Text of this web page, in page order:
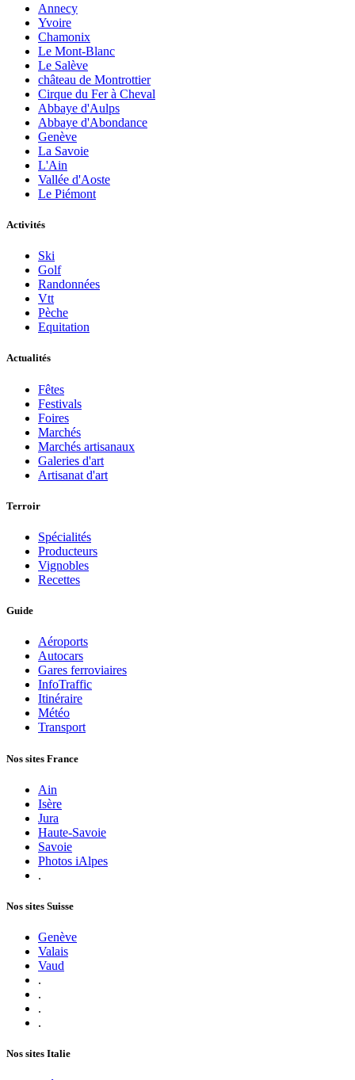
Annecy
Yvoire
Chamonix
Le Mont-Blanc
Le Salève
château de Montrottier
Cirque du Fer à Cheval
Abbaye d'Aulps
Abbaye d'Abondance
Genève
La Savoie
L'Ain
Vallée d'Aoste
Le Piémont
Activités
Ski
Golf
Randonnées
Vtt
Pèche
Equitation
Actualités
Fêtes
Festivals
Foires
Marchés
Marchés artisanaux
Galeries d'art
Artisanat d'art
Terroir
Spécialités
Producteurs
Vignobles
Recettes
Guide
Aéroports
Autocars
Gares ferroviaires
InfoTraffic
Itinéraire
Météo
Transport
Nos sites France
Ain
Isère
Jura
Haute-Savoie
Savoie
Photos iAlpes
.
Nos sites Suisse
Genève
Valais
Vaud
.
.
.
.
Nos sites Italie